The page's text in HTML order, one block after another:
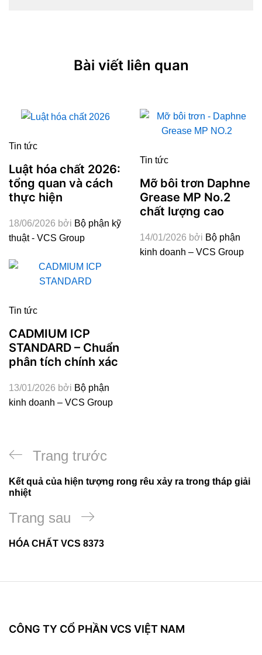
Bài viết liên quan
Tin tức
Luật hóa chất 2026:
tổng quan và cách
thực hiện
18/06/2026 bởi Bộ phận kỹ
thuật - VCS Group
Tin tức
Mỡ bôi trơn Daphne
Grease MP No.2
chất lượng cao
14/01/2026 bởi Bộ phận
kinh doanh – VCS Group
Tin tức
CADMIUM ICP
STANDARD – Chuẩn
phân tích chính xác
13/01/2026 bởi Bộ phận
kinh doanh – VCS Group
Điều
hướng
bài
viết
Bài
viết
trước
Trang trước
Kết quả của hiện tượng rong rêu xảy ra trong tháp giải
nhiệt
Bài
tiếp
Trang sau
HÓA CHẤT VCS 8373
CÔNG TY CỔ PHẦN VCS VIỆT NAM